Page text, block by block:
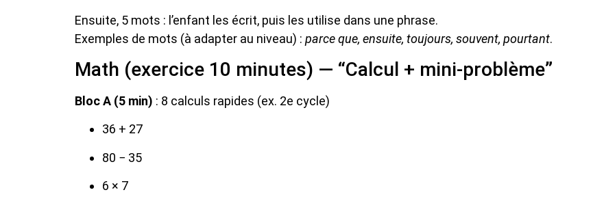
Ensuite, 5 mots : l’enfant les écrit, puis les utilise dans une phrase.
Exemples de mots (à adapter au niveau) : parce que, ensuite, toujours, souvent, pourtant.
Math (exercice 10 minutes) — “Calcul + mini-problème”
Bloc A (5 min) : 8 calculs rapides (ex. 2e cycle)
36 + 27
80 − 35
6 × 7